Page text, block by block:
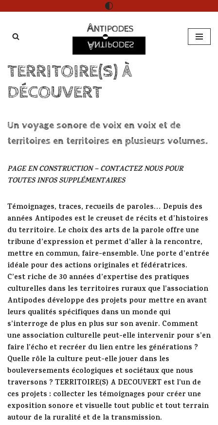
au
TERRITOIRE(S) À
DÉCOUVERT
Un voyage sonore de voix en voix et de
territoires en territoires en plusieurs volumes.
PAGE EN CONSTRUCTION – CONTACTEZ NOUS POUR
TOUTES INFOS SUPPLÉMENTAIRES
Témoignages, traces, recueils de paroles… Depuis des
années Antipodes est le creuset de récits et d’histoires
du territoire. Le choix des arts de la parole offre une
tribune d’expression et permet d’aller à la rencontre,
mettre en commun, faire-ensemble. Une porte d’entrée
idéale pour des actions originales et fédératrices.
C’est riche de 30 années d’expertise des pratiques
culturelles dans les territoires ruraux que l’association
Antipodes développe des projets pour mettre en avant
leurs qualités spécifiques dans un monde qui
s’interroge de plus en plus sur son avenir. Comment
une association culturelle peut-elle intervenir pour s’en
faire l’écho et recréer du lien entre les générations ?
Quelle rôle la culture peut-elle jouer dans les
bouleversements écologiques et sociétaux que nous
traversons ? TERRITOIRE(S) A DECOUVERT est l’un de
ces projets : collecter les témoignages pour créer une
exposition sonore et visuelle tout public et tout terrain
autour de la ruralité et de la transmission.